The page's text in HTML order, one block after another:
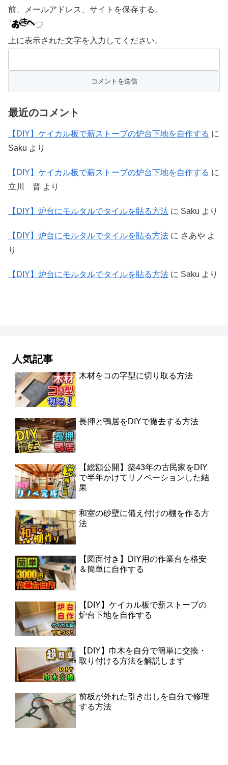
前、メールアドレス、サイトを保存する。
上に表示された文字を入力してください。
最近のコメント
【DIY】ケイカル板で薪ストーブの炉台下地を自作する に
Saku より
【DIY】ケイカル板で薪ストーブの炉台下地を自作する に
立川 晋 より
【DIY】炉台にモルタルでタイルを貼る方法 に Saku より
【DIY】炉台にモルタルでタイルを貼る方法 に さあや よ
り
【DIY】炉台にモルタルでタイルを貼る方法 に Saku より
人気記事
木材をコの字型に切り取る方法
長押と鴨居をDIYで撤去する方法
【総額公開】築43年の古民家をDIY
で半年かけてリノベーションした結
果
和室の砂壁に備え付けの棚を作る方
法
【図面付き】DIY用の作業台を格安
＆簡単に自作する
【DIY】ケイカル板で薪ストーブの
炉台下地を自作する
【DIY】巾木を自分で簡単に交換・
取り付ける方法を解説します
前板が外れた引き出しを自分で修理
する方法